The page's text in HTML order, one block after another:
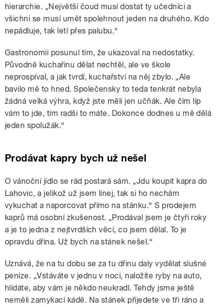
hierarchie. „Největší čoud musí dostat ty učedníci a
všichni se musí umět spolehnout jeden na druhého. Kdo
nepádluje, tak letí přes palubu.“
Gastronomii posunul tím, že ukazoval na nedostatky.
Původně kuchařinu dělat nechtěl, ale ve škole
neprospíval, a jak tvrdí, kuchařství na něj zbylo. „Ale
bavilo mě to hned. Společensky to teda tenkrát nebyla
žádná velká výhra, když jste měli jen učňák. Ale čím líp
vám to jde, tím radši to máte. Dokonce dodnes u mě dělá
jeden spolužák.“
Prodávat kapry bych už nešel
O vánoční jídlo se rád postará sám. „Jdu koupit kapra do
Lahovic, a jelikož už jsem línej, tak si ho nechám
vykuchat a naporcovat přímo na stánku.“ S prodejem
kaprů má osobní zkušenost. „Prodával jsem je čtyři roky
a je to jedna z nejtvrdších věcí, co jsem dělal. To je
opravdu dřina. Už bych na stánek nešel.“
Uznává, že na tu dobu se za tu dřinu daly vydělat slušné
peníze. „Vstáváte v jednu v noci, naložíte ryby na auto,
hlídáte, aby vám je někdo neukradl. Tehdy jsme ještě
neměli zamykací kádě. Na stánek přijedete ve tři ráno a